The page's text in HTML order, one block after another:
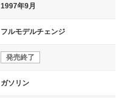
1997年9月
フルモデルチェンジ
発売終了
ガソリン